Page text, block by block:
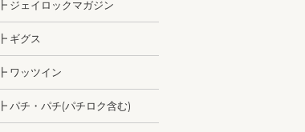
┣ ジェイロックマガジン
┣ ギグス
┣ ワッツイン
┣ パチ・パチ(パチロク含む)